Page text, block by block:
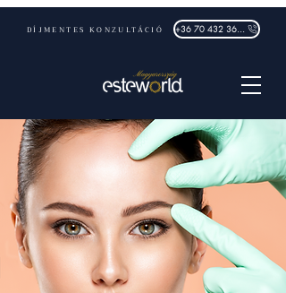
DÍJMENTES KONZULTÁCIÓ +36 70 432 3632